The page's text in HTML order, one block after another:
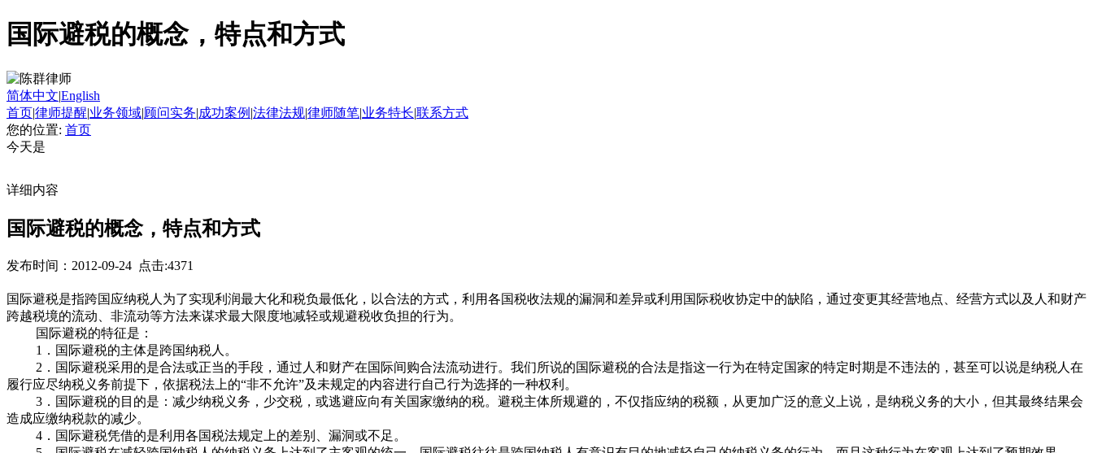
国际避税的概念，特点和方式
简体中文|English
首页|律师提醒|业务领域|顾问实务|成功案例 |法律法规|律师随笔|业务特长|联系方式
您的位置: 首页
今天是
详细内容
国际避税的概念，特点和方式
发布时间：2012-09-24 点击:4371
国际避税是指跨国应纳税人为了实现利润最大化和税负最低化，以合法的方式，利用各国税收法规的漏洞和差异或利用国际税收协定中的缺陷，通过变更其经营地点、经营方式以及人和财产
跨越税境的流动、非流动等方法来谋求最大限度地减轻或规避税收负担的行为。
国际避税的特征是：
1．国际避税的主体是跨国纳税人。
2．国际避税采用的是合法或正当的手段，通过人和财产在国际间购合法流动进行。我们所说的国际避税的合法是指这一行为在特定国家的特定时期是不违法的，甚至可以说是纳税人在
履行应尽纳税义务前提下，依据税法上的“非不允许”及未规定的内容进行自己行为选择的一种权利。
3．国际避税的目的是：减少纳税义务，少交税，或逃避应向有关国家缴纳的税。避税主体所规避的，不仅指应纳的税额，从更加广泛的意义上说，是纳税义务的大小，但其最终结果会
造成应缴纳税款的减少。
4．国际避税凭借的是利用各国税法规定上的差别、漏洞或不足。